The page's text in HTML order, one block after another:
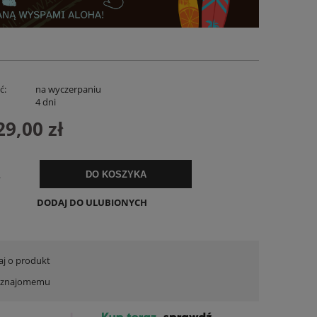
Spodenki Lniane Zenora Białe
169,00 zł
na wyczerpaniu
4 dni
zł
DO KOSZYKA
DODAJ DO ULUBIONYCH
o produkt